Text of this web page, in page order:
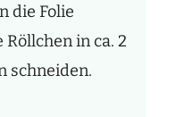
die Folie
in ca. 2
schneiden.